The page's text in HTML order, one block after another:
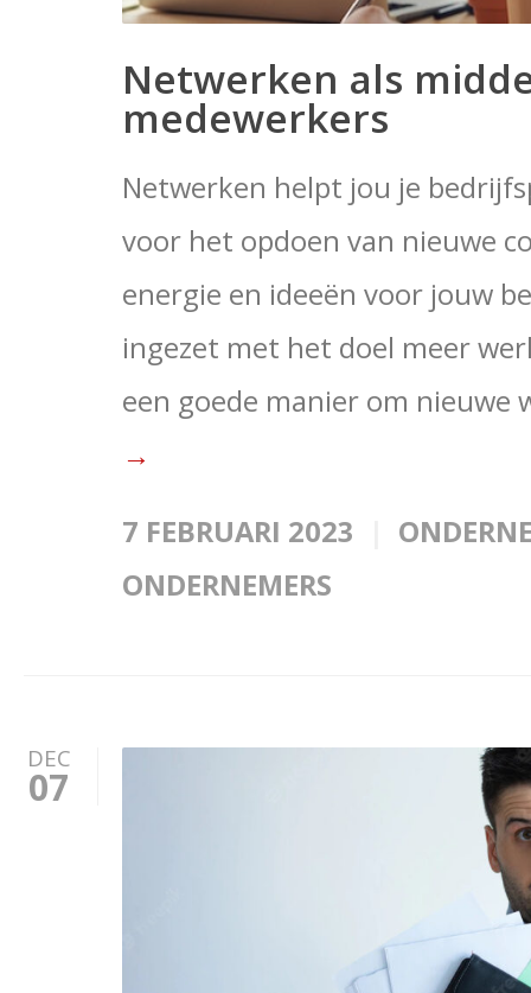
Netwerken als
medewerkers
Netwerken helpt jou je
voor het opdoen van nieuwe
energie en ideeën voor jouw
ingezet met het doel meer
een goede manier om
→
7 FEBRUARI 2023
ONDERNEMERS
DEC
07